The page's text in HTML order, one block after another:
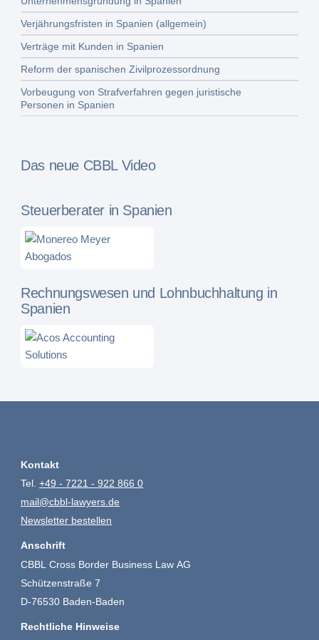
Verjährungsfristen in Spanien (allgemein)
Verträge mit Kunden in Spanien
Reform der spanischen Zivilprozessordnung
Vorbeugung von Strafverfahren gegen juristische
Personen in Spanien
Das neue CBBL Video
Steuerberater in Spanien
Rechnungswesen und Lohnbuchhaltung in
Spanien
Kontakt
Tel.+49 - 7221 - 922 866 0
mail@cbbl-lawyers.de
Newsletter bestellen
Anschrift
CBBL Cross Border Business Law AG
Schützenstraße 7
D-76530 Baden-Baden
Rechtliche Hinweise